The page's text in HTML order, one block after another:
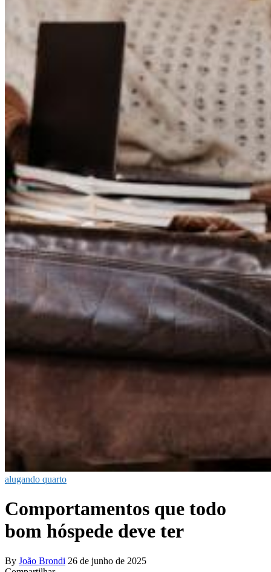
alugando quarto
Comportamentos que todo
bom hóspede deve ter
By João Brondi 26 de junho de 2025